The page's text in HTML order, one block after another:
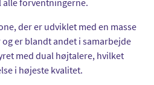
der er udviklet med en masse
er blandt andet i samarbejde
med dual højtalere, hvilket
i højeste kvalitet.